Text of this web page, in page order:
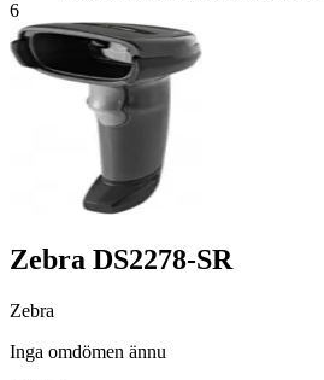
6
Zebra DS2278-SR
Zebra
Inga omdömen ännu